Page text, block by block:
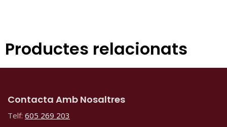
Productes relacionats
Contacta Amb Nosaltres
Telf: 605 269 203